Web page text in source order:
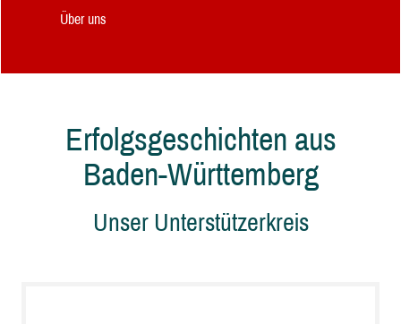
Über uns
Erfolgsgeschichten aus
Baden-Württemberg
Unser Unterstützerkreis